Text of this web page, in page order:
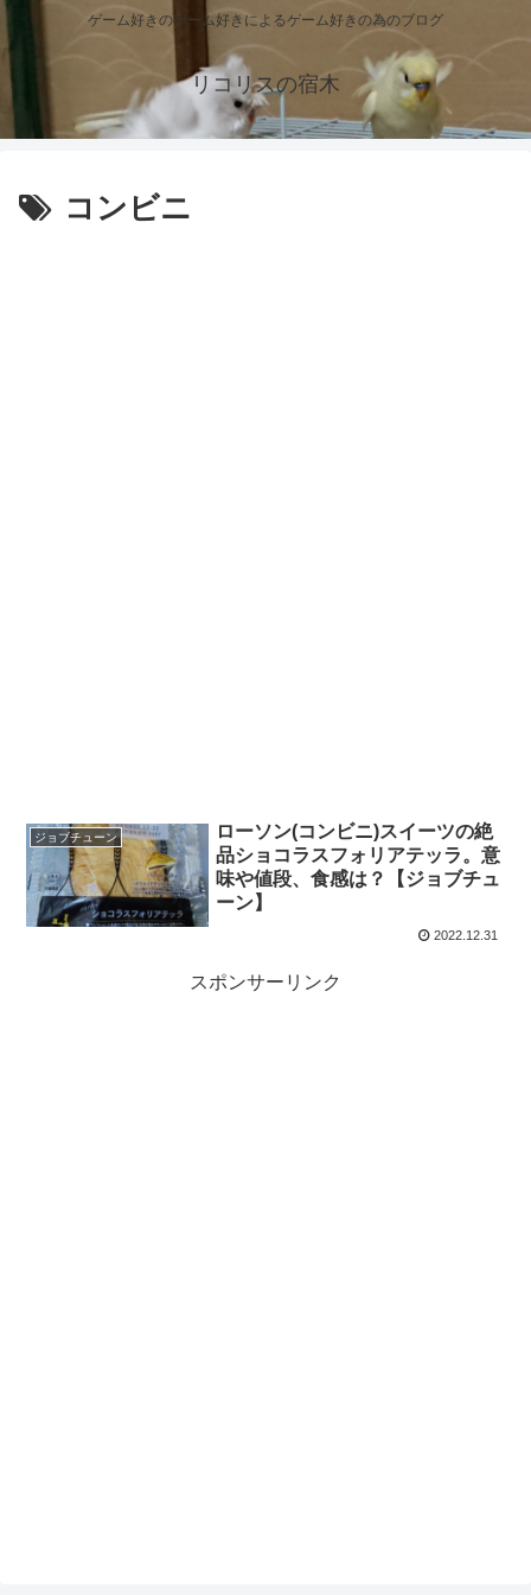
ゲーム好きのゲーム好きによるゲーム好きの為のブログ
リコリスの宿木
コンビニ
ジョブチューン
ローソン(コンビニ)スイーツの絶
品ショコラスフォリアテッラ。意
味や値段、食感は？【ジョブチュ
ーン】
2022.12.31
スポンサーリンク